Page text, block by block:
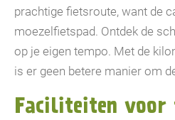
prachtige fietsroute, want de
moezelfietspad. Ontdek de
op je eigen tempo. Met de
is er geen betere manier om
Faciliteiten voor